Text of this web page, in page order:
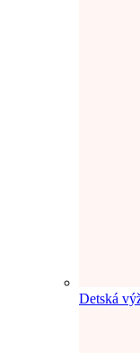
Detská